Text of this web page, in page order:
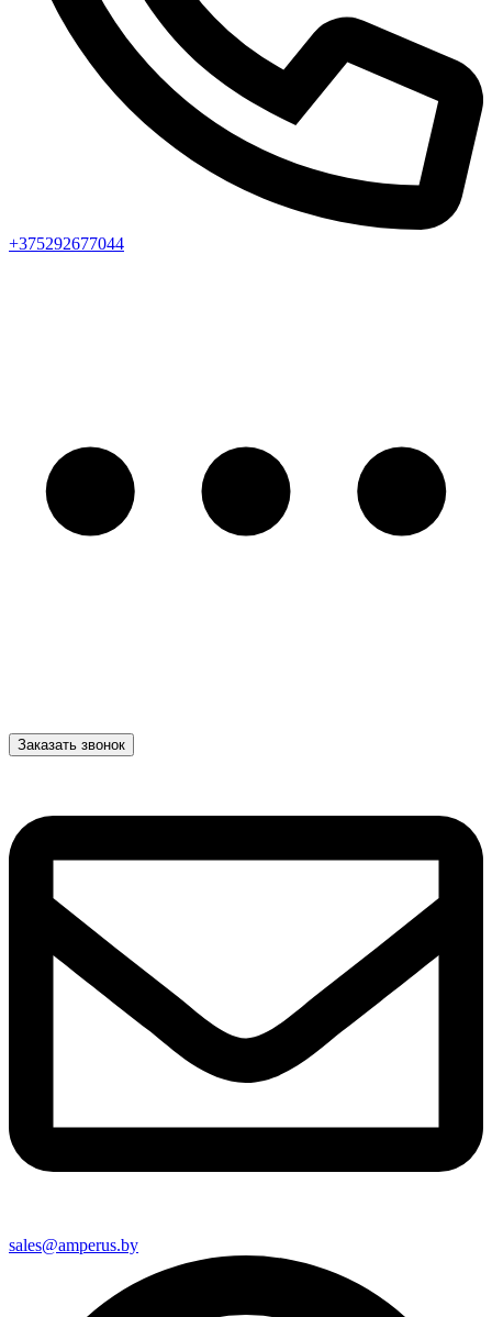
+375292677044
Заказать звонок
sales@amperus.by